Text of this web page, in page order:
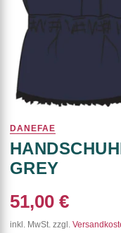
DANEFAE
GREY
51,00 €
inkl. MwSt. zzgl.